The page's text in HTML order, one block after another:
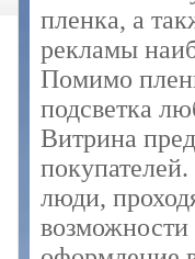
пленка, а
рекламы
Помимо
подсветка
Витрина
люди,
возможности